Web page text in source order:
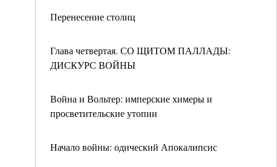
Перенесение столиц
Глава четвертая. СО ЩИТОМ ПАЛЛАДЫ:
ДИСКУРС ВОЙНЫ
Война и Вольтер: имперские химеры и
просветительские утопии
Начало войны: одический Апокалипсис